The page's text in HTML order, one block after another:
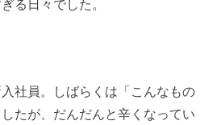
る日々でした。
社員。しばらくは「こんなもの
たが、だんだんと辛くなってい